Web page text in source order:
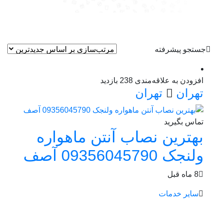
جستجو پیشرفته
افزودن به علاقه‌مندی 238 بازدید
تهران تهران
تماس بگیرید
بهترین نصاب آنتن ماهواره
ولنجک 09356045790 آصف
8 ماه قبل
سایر خدمات